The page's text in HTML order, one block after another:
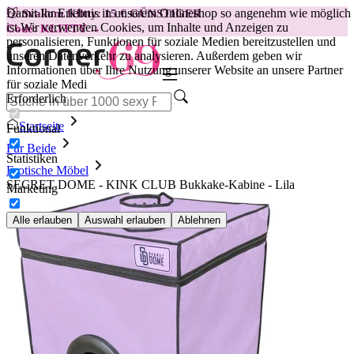
Damit Ihr Erlebnis in unserem Onlineshop so angenehm wie möglich
ist.Wir verwenden Cookies, um Inhalte und Anzeigen zu
personalisieren, Funktionen für soziale Medien bereitzustellen und
unseren Datenverkehr zu analysieren. Außerdem geben wir
Informationen über Ihre Nutzung unserer Website an unsere Partner
für soziale Medi
Erforderlich
Funktional
Statistiken
Marketing
Alle erlauben Auswahl erlauben Ablehnen
😽Svakom Klitty: 15 € GÜNSTIGER
Code: KLITTY →
Startseite
Für Beide
Erotische Möbel
SECRET DOME - KINK CLUB Bukkake-Kabine - Lila